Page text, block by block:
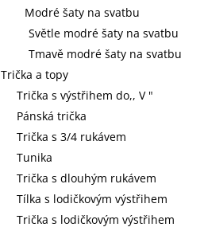
Modré šaty na svatbu
Světle modré šaty na svatbu
Tmavě modré šaty na svatbu
Trička a topy
Trička s výstřihem do,, V "
Pánská trička
Trička s 3/4 rukávem
Tunika
Trička s dlouhým rukávem
Tílka s lodičkovým výstřihem
Trička s lodičkovým výstřihem